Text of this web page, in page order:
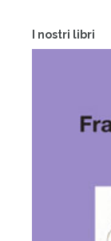
I nostri libri